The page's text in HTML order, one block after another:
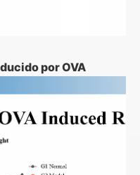
por OVA